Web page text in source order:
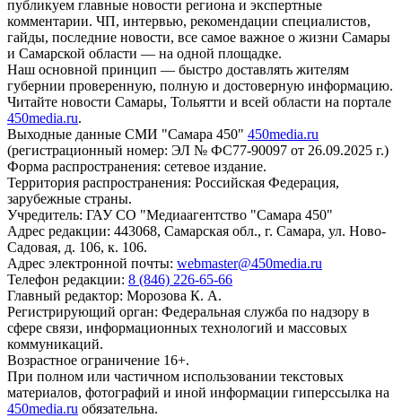
публикуем главные новости региона и экспертные
комментарии. ЧП, интервью, рекомендации специалистов,
гайды, последние новости, все самое важное о жизни Самары
и Самарской области — на одной площадке.
Наш основной принцип — быстро доставлять жителям
губернии проверенную, полную и достоверную информацию.
Читайте новости Самары, Тольятти и всей области на портале
450media.ru.
Выходные данные СМИ "Самара 450" 450media.ru
(регистрационный номер: ЭЛ № ФС77-90097 от 26.09.2025 г.)
Форма распространения: сетевое издание.
Территория распространения: Российская Федерация,
зарубежные страны.
Учредитель: ГАУ СО "Медиаагентство "Самара 450"
Адрес редакции: 443068, Самарская обл., г. Самара, ул. Ново-
Садовая, д. 106, к. 106.
Адрес электронной почты: webmaster@450media.ru
Телефон редакции: 8 (846) 226-65-66
Главный редактор: Морозова К. А.
Регистрирующий орган: Федеральная служба по надзору в
сфере связи, информационных технологий и массовых
коммуникаций.
Возрастное ограничение 16+.
При полном или частичном использовании текстовых
материалов, фотографий и иной информации гиперссылка на
450media.ru обязательна.